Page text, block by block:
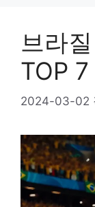
브라
TOP 7
2024-03-02